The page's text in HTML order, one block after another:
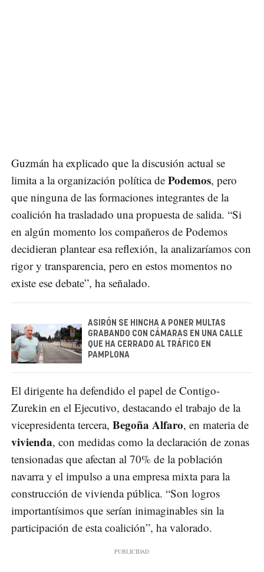
Guzmán ha explicado que la discusión actual se
limita a la organización política de Podemos, pero
que ninguna de las formaciones integrantes de la
coalición ha trasladado una propuesta de salida. “Si
en algún momento los compañeros de Podemos
decidieran plantear esa reflexión, la analizaríamos con
rigor y transparencia, pero en estos momentos no
existe ese debate”, ha señalado.
ASIRÓN SE HINCHA A PONER MULTAS
GRABANDO CON CÁMARAS EN UNA CALLE
QUE HA CERRADO AL TRÁFICO EN
PAMPLONA
El dirigente ha defendido el papel de Contigo-
Zurekin en el Ejecutivo, destacando el trabajo de la
vicepresidenta tercera, Begoña Alfaro, en materia de
vivienda, con medidas como la declaración de zonas
tensionadas que afectan al 70% de la población
navarra y el impulso a una empresa mixta para la
construcción de vivienda pública. “Son logros
importantísimos que serían inimaginables sin la
participación de esta coalición”, ha valorado.